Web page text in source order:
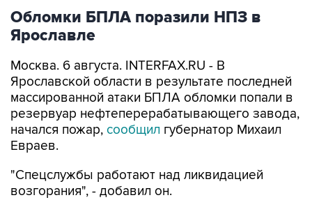
Обломки БПЛА поразили НПЗ в
Ярославле
Москва. 6 августа. INTERFAX.RU - В
Ярославской области в результате последней
массированной атаки БПЛА обломки попали в
резервуар нефтеперерабатывающего завода,
начался пожар, сообщил губернатор Михаил
Евраев.
"Спецслужбы работают над ликвидацией
возгорания", - добавил он.